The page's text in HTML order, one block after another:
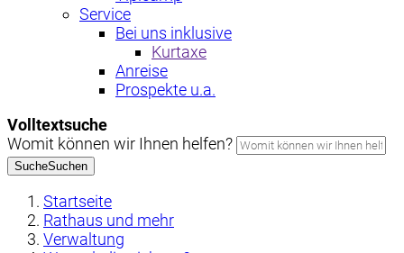
Service
Bei uns inklusive
Kurtaxe
Anreise
Prospekte u.a.
Volltextsuche
Womit können wir Ihnen helfen?
SucheSuchen
Startseite
Rathaus und mehr
Verwaltung